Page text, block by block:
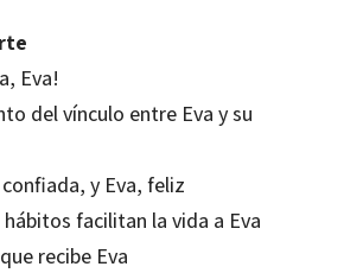
Eva!
del vínculo entre Eva y su
y Eva, feliz
facilitan la vida a Eva
recibe Eva